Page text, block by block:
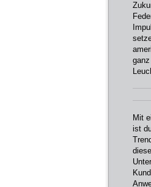
Mit
ist